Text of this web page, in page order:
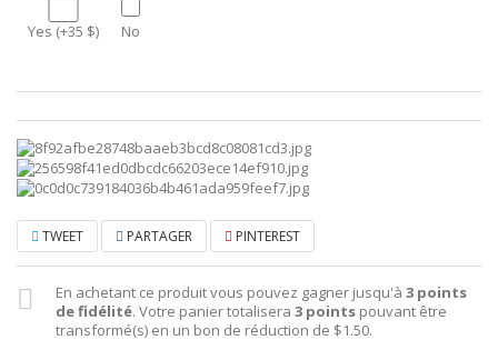
Yes (+35 $) No
TWEET PARTAGER PINTEREST
En achetant ce produit vous pouvez gagner jusqu'à 3 points
de fidélité. Votre panier totalisera 3 points pouvant être
transformé(s) en un bon de réduction de $1.50.